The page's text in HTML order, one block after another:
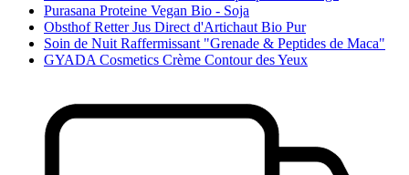
Purasana Proteine Vegan Bio - Soja
Obsthof Retter Jus Direct d'Artichaut Bio Pur
Soin de Nuit Raffermissant "Grenade & Peptides de Maca"
GYADA Cosmetics Crème Contour des Yeux